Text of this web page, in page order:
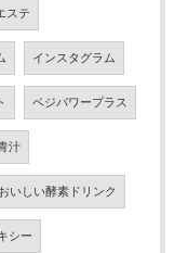
ステ
インスタグラム
ベジパワープラス
汁
おいしい酵素ドリンク
シー